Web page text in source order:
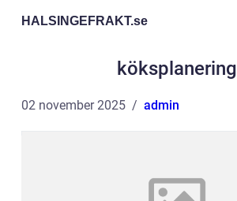
HALSINGEFRAKT.se
köksplanering
02 november 2025 admin